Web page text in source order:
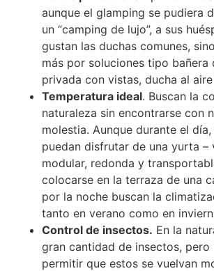
aunque el glamping se pudiera
un “camping de lujo”, a sus
gustan las duchas comunes,
más por soluciones tipo bañera
privada con vistas, ducha al
Temperatura ideal. Buscan la
naturaleza sin encontrarse con
molestia. Aunque durante el
puedan disfrutar de una yurta –
modular, redonda y
colocarse en la terraza de una
por la noche buscan la
tanto en verano como en
Control de insectos. En la
gran cantidad de insectos, pero
permitir que estos se vuelvan